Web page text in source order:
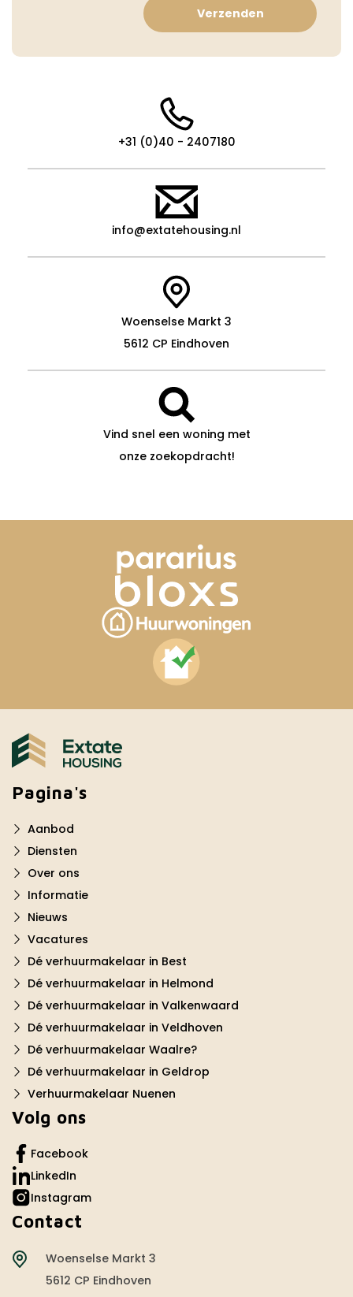
Verzenden
+31 (0)40 - 2407180
info@extatehousing.nl
Woenselse Markt 3
5612 CP Eindhoven
Vind snel een woning met
onze zoekopdracht!
Pagina's
Aanbod
Diensten
Over ons
Informatie
Nieuws
Vacatures
Dé verhuurmakelaar in Best
Dé verhuurmakelaar in Helmond
Dé verhuurmakelaar in Valkenwaard
Dé verhuurmakelaar in Veldhoven
Dé verhuurmakelaar Waalre?
Dé verhuurmakelaar in Geldrop
Verhuurmakelaar Nuenen
Volg ons
Facebook
LinkedIn
Instagram
Contact
Woenselse Markt 3
5612 CP Eindhoven